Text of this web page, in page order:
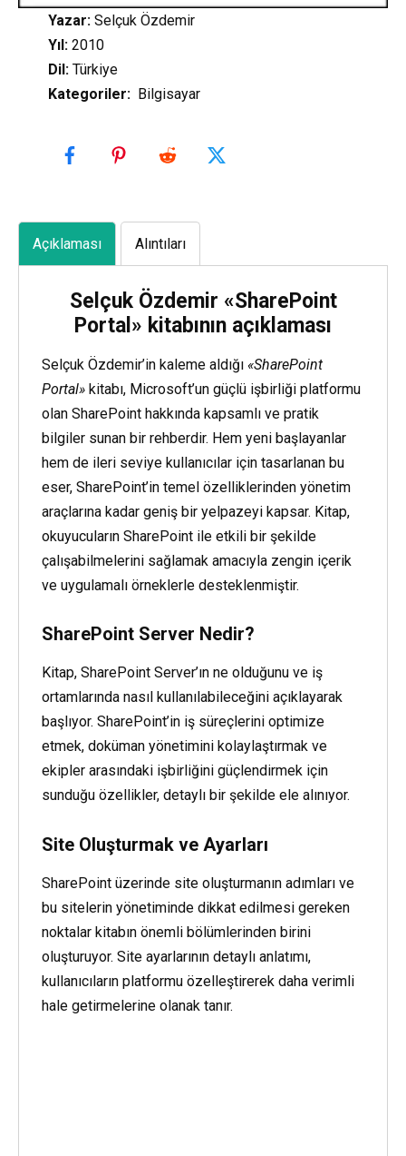
Yazar:Selçuk Özdemir
Yıl:2010
Dil:Türkiye
Kategoriler:Bilgisayar
Açıklaması Alıntıları
Selçuk Özdemir «SharePoint
Portal» kitabının açıklaması
Selçuk Özdemir’in kaleme aldığı «SharePoint
Portal» kitabı, Microsoft’un güçlü işbirliği platformu
olan SharePoint hakkında kapsamlı ve pratik
bilgiler sunan bir rehberdir. Hem yeni başlayanlar
hem de ileri seviye kullanıcılar için tasarlanan bu
eser, SharePoint’in temel özelliklerinden yönetim
araçlarına kadar geniş bir yelpazeyi kapsar. Kitap,
okuyucuların SharePoint ile etkili bir şekilde
çalışabilmelerini sağlamak amacıyla zengin içerik
ve uygulamalı örneklerle desteklenmiştir.
SharePoint Server Nedir?
Kitap, SharePoint Server’ın ne olduğunu ve iş
ortamlarında nasıl kullanılabileceğini açıklayarak
başlıyor. SharePoint’in iş süreçlerini optimize
etmek, doküman yönetimini kolaylaştırmak ve
ekipler arasındaki işbirliğini güçlendirmek için
sunduğu özellikler, detaylı bir şekilde ele alınıyor.
Site Oluşturmak ve Ayarları
SharePoint üzerinde site oluşturmanın adımları ve
bu sitelerin yönetiminde dikkat edilmesi gereken
noktalar kitabın önemli bölümlerinden birini
oluşturuyor. Site ayarlarının detaylı anlatımı,
kullanıcıların platformu özelleştirerek daha verimli
hale getirmelerine olanak tanır.